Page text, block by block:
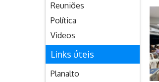
Reuniões
Política
Videos
Links úteis
Planalto